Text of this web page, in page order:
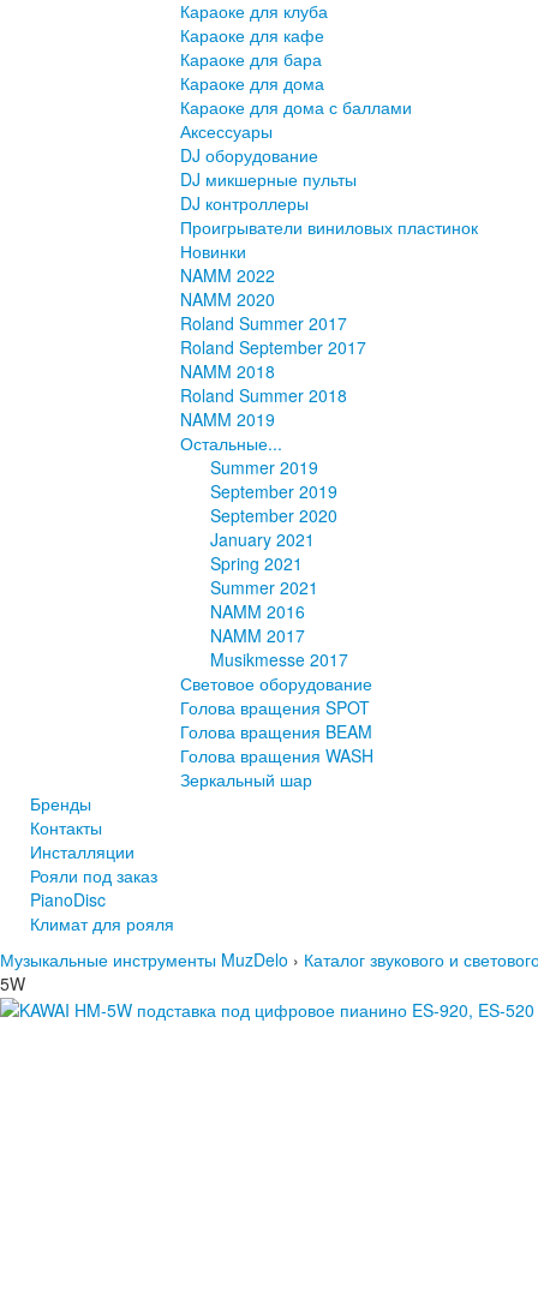
Караоке для клуба
Караоке для кафе
Караоке для бара
Караоке для дома
Караоке для дома с баллами
Аксессуары
DJ оборудование
DJ микшерные пульты
DJ контроллеры
Проигрыватели виниловых пластинок
Новинки
NAMM 2022
NAMM 2020
Roland Summer 2017
Roland September 2017
NAMM 2018
Roland Summer 2018
NAMM 2019
Остальные...
Summer 2019
September 2019
September 2020
January 2021
Spring 2021
Summer 2021
NAMM 2016
NAMM 2017
Musikmesse 2017
Световое оборудование
Голова вращения SPOT
Голова вращения BEAM
Голова вращения WASH
Зеркальный шар
Бренды
Контакты
Инсталляции
Рояли под заказ
PianoDisc
Климат для рояля
Музыкальные инструменты MuzDelo › Каталог звукового и
5W